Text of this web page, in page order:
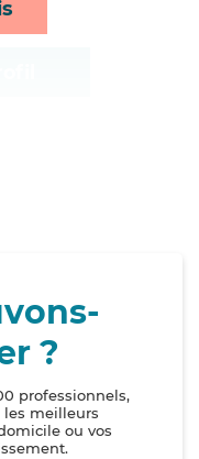
?
professionnels,
les meilleurs
ou vos